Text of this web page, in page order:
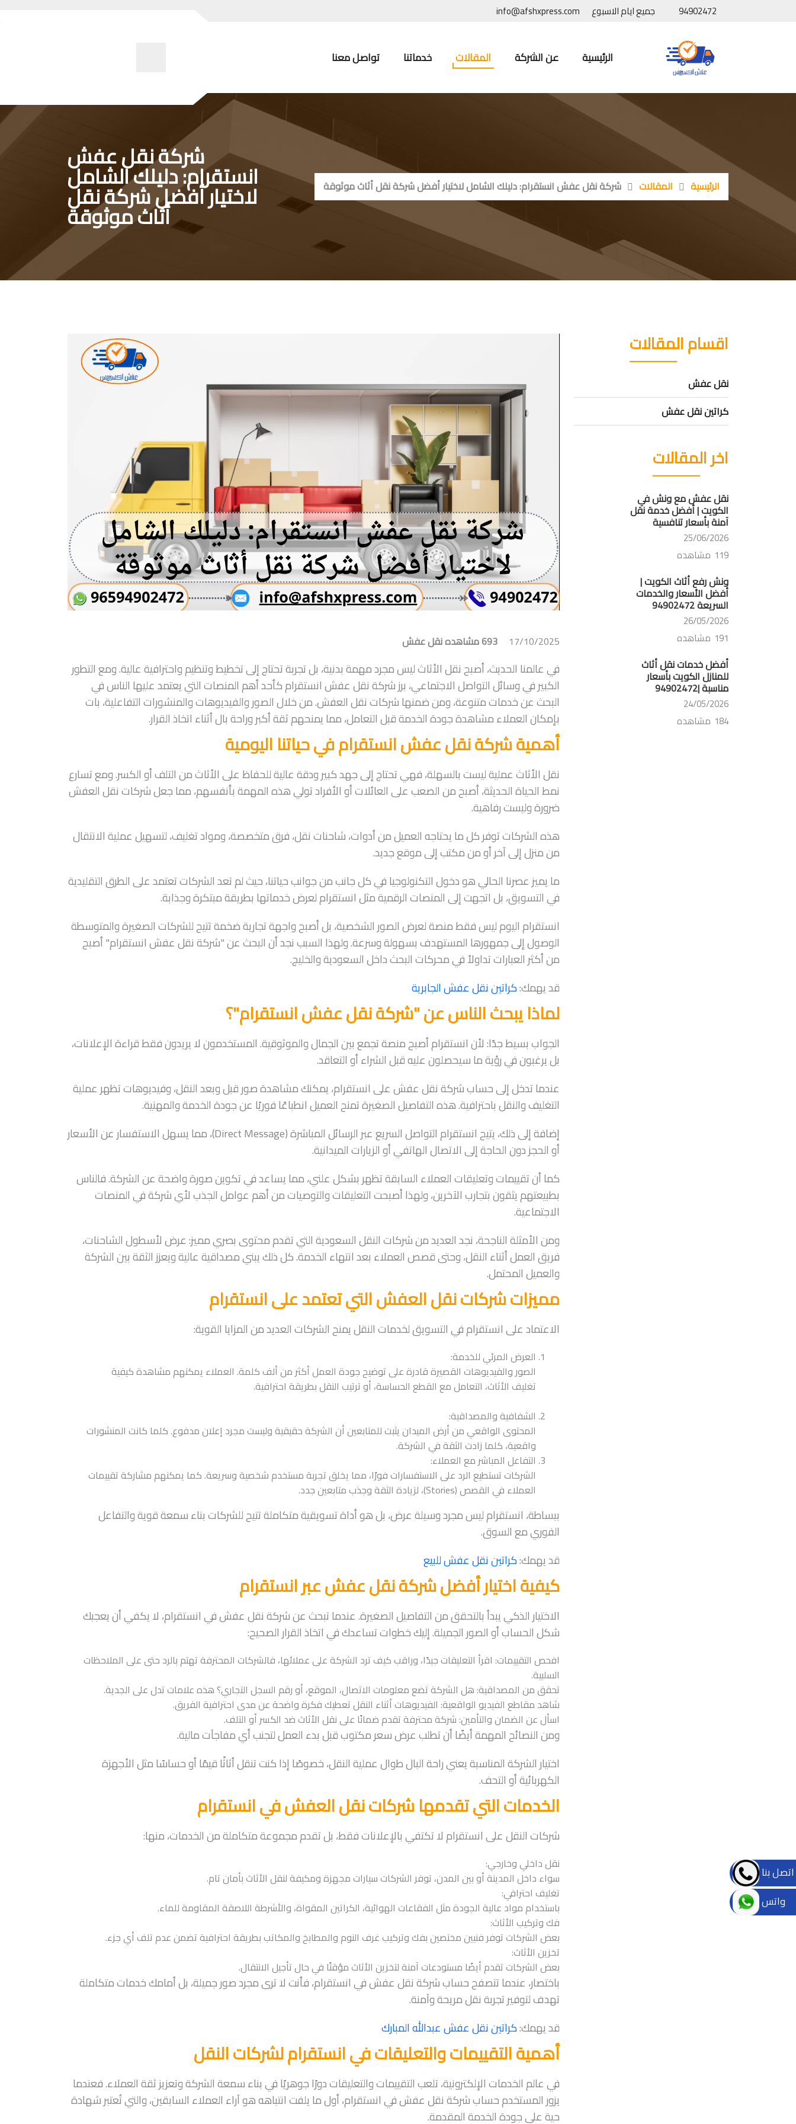
94902472 جميع ايام الاسبوع info@afshxpress.com
الرئيسية عن الشركة المقالات خدماتنا تواصل معنا
شركة نقل عفش
انستقرام: دليلك الشامل
لاختيار أفضل شركة نقل
أثاث موثوقة
الرئيسية المقالات شركة نقل عفش انستقرام: دليلك الشامل لاختيار أفضل شركة نقل أثاث موثوقة
اقسام المقالات
نقل عفش
كراتين نقل عفش
اخر المقالات
نقل عفش مع ونش في
الكويت | أفضل خدمة نقل
آمنة بأسعار تنافسية
25/06/2026
119 مشاهده
ونش رفع أثاث الكويت |
أفضل الأسعار والخدمات
السريعة 94902472
26/05/2026
191 مشاهده
أفضل خدمات نقل أثاث
للمنازل الكويت بأسعار
مناسبة |94902472
24/05/2026
184 مشاهده
17/10/2025 693 مشاهده نقل عفش
في عالمنا الحديث، أصبح نقل الأثاث ليس مجرد مهمة بدنية، بل تجربة تحتاج إلى تخطيط وتنظيم واحترافية عالية. ومع التطور
الكبير في وسائل التواصل الاجتماعي، برز شركة نقل عفش انستقرام كأحد أهم المنصات التي يعتمد عليها الناس في
البحث عن خدمات متنوعة، ومن ضمنها شركات نقل العفش. من خلال الصور والفيديوهات والمنشورات التفاعلية، بات
بإمكان العملاء مشاهدة جودة الخدمة قبل التعامل، مما يمنحهم ثقة أكبر وراحة بال أثناء اتخاذ القرار.
أهمية شركة نقل عفش انستقرام في حياتنا اليومية
نقل الأثاث عملية ليست بالسهلة، فهي تحتاج إلى جهد كبير ودقة عالية للحفاظ على الأثاث من التلف أو الكسر. ومع تسارع
نمط الحياة الحديثة، أصبح من الصعب على العائلات أو الأفراد تولي هذه المهمة بأنفسهم، مما جعل شركات نقل العفش
ضرورة وليست رفاهية.
هذه الشركات توفر كل ما يحتاجه العميل من أدوات، شاحنات نقل، فرق متخصصة، ومواد تغليف، لتسهيل عملية الانتقال
من منزل إلى آخر أو من مكتب إلى موقع جديد.
ما يميز عصرنا الحالي هو دخول التكنولوجيا في كل جانب من جوانب حياتنا، حيث لم تعد الشركات تعتمد على الطرق التقليدية
في التسويق، بل اتجهت إلى المنصات الرقمية مثل انستقرام لعرض خدماتها بطريقة مبتكرة وجذابة.
انستقرام اليوم ليس فقط منصة لعرض الصور الشخصية، بل أصبح واجهة تجارية ضخمة تتيح للشركات الصغيرة والمتوسطة
الوصول إلى جمهورها المستهدف بسهولة وسرعة. ولهذا السبب نجد أن البحث عن "شركة نقل عفش انستقرام" أصبح
من أكثر العبارات تداولاً في محركات البحث داخل السعودية والخليج.
قد يهمك:كراتين نقل عفش الجابرية
لماذا يبحث الناس عن "شركة نقل عفش انستقرام"؟
الجواب بسيط جدًا: لأن انستقرام أصبح منصة تجمع بين الجمال والموثوقية. المستخدمون لا يريدون فقط قراءة الإعلانات،
بل يرغبون في رؤية ما سيحصلون عليه قبل الشراء أو التعاقد.
عندما تدخل إلى حساب شركة نقل عفش على انستقرام، يمكنك مشاهدة صور قبل وبعد النقل، وفيديوهات تظهر عملية
التغليف والنقل باحترافية. هذه التفاصيل الصغيرة تمنح العميل انطباعًا فوريًا عن جودة الخدمة والمهنية.
إضافة إلى ذلك، يتيح انستقرام التواصل السريع عبر الرسائل المباشرة (Direct Message)، مما يسهل الاستفسار عن الأسعار
أو الحجز دون الحاجة إلى الاتصال الهاتفي أو الزيارات الميدانية.
كما أن تقييمات وتعليقات العملاء السابقة تظهر بشكل علني، مما يساعد في تكوين صورة واضحة عن الشركة. فالناس
بطبيعتهم يثقون بتجارب الآخرين، ولهذا أصبحت التعليقات والتوصيات من أهم عوامل الجذب لأي شركة في المنصات
الاجتماعية.
ومن الأمثلة الناجحة، نجد العديد من شركات النقل السعودية التي تقدم محتوى بصري مميز: عرض لأسطول الشاحنات،
فريق العمل أثناء النقل، وحتى قصص العملاء بعد انتهاء الخدمة. كل ذلك يبني مصداقية عالية ويعزز الثقة بين الشركة
والعميل المحتمل.
مميزات شركات نقل العفش التي تعتمد على انستقرام
الاعتماد على انستقرام في التسويق لخدمات النقل يمنح الشركات العديد من المزايا القوية:
العرض المرئي للخدمة:
الصور والفيديوهات القصيرة قادرة على توضيح جودة العمل أكثر من ألف كلمة. العملاء يمكنهم مشاهدة كيفية
تغليف الأثاث، التعامل مع القطع الحساسة، أو ترتيب النقل بطريقة احترافية.
الشفافية والمصداقية:
المحتوى الواقعي من أرض الميدان يثبت للمتابعين أن الشركة حقيقية وليست مجرد إعلان مدفوع. كلما كانت المنشورات
واقعية، كلما زادت الثقة في الشركة.
التفاعل المباشر مع العملاء:
الشركات تستطيع الرد على الاستفسارات فورًا، مما يخلق تجربة مستخدم شخصية وسريعة. كما يمكنهم مشاركة تقييمات
العملاء في القصص (Stories)، لزيادة الثقة وجذب متابعين جدد.
ببساطة، انستقرام ليس مجرد وسيلة عرض، بل هو أداة تسويقية متكاملة تتيح للشركات بناء سمعة قوية والتفاعل
الفوري مع السوق.
قد يهمك:كراتين نقل عفش للبيع
كيفية اختيار أفضل شركة نقل عفش عبر انستقرام
الاختيار الذكي يبدأ بالتحقق من التفاصيل الصغيرة. عندما تبحث عن شركة نقل عفش في انستقرام، لا يكفي أن يعجبك
شكل الحساب أو الصور الجميلة. إليك خطوات تساعدك في اتخاذ القرار الصحيح:
افحص التقييمات: اقرأ التعليقات جيدًا، وراقب كيف ترد الشركة على عملائها، فالشركات المحترفة تهتم بالرد حتى على الملاحظات
السلبية.
تحقق من المصداقية: هل الشركة تضع معلومات الاتصال، الموقع، أو رقم السجل التجاري؟ هذه علامات تدل على الجدية.
شاهد مقاطع الفيديو الواقعية: الفيديوهات أثناء النقل تعطيك فكرة واضحة عن مدى احترافية الفريق.
اسأل عن الضمان والتأمين: شركة محترفة تقدم ضمانًا على نقل الأثاث ضد الكسر أو التلف.
ومن النصائح المهمة أيضًا أن تطلب عرض سعر مكتوب قبل بدء العمل لتجنب أي مفاجآت مالية.
اختيار الشركة المناسبة يعني راحة البال طوال عملية النقل، خصوصًا إذا كنت تنقل أثاثًا قيمًا أو حساسًا مثل الأجهزة
الكهربائية أو التحف.
الخدمات التي تقدمها شركات نقل العفش في انستقرام
شركات النقل على انستقرام لا تكتفي بالإعلانات فقط، بل تقدم مجموعة متكاملة من الخدمات، منها:
نقل داخلي وخارجي:
سواء داخل المدينة أو بين المدن، توفر الشركات سيارات مجهزة ومكيفة لنقل الأثاث بأمان تام.
تغليف احترافي:
باستخدام مواد عالية الجودة مثل الفقاعات الهوائية، الكراتين المقواة، والأشرطة اللاصقة المقاومة للماء.
فك وتركيب الأثاث:
بعض الشركات توفر فنيين مختصين بفك وتركيب غرف النوم والمطابخ والمكاتب بطريقة احترافية تضمن عدم تلف أي جزء.
تخزين الأثاث:
بعض الشركات تقدم أيضًا مستودعات آمنة لتخزين الأثاث مؤقتًا في حال تأجيل الانتقال.
باختصار، عندما تتصفح حساب شركة نقل عفش في انستقرام، فأنت لا ترى مجرد صور جميلة، بل أمامك خدمات متكاملة
تهدف لتوفير تجربة نقل مريحة وآمنة.
قد يهمك:كراتين نقل عفش عبدالله المبارك
أهمية التقييمات والتعليقات في انستقرام لشركات النقل
في عالم الخدمات الإلكترونية، تلعب التقييمات والتعليقات دورًا جوهريًا في بناء سمعة الشركة وتعزيز ثقة العملاء. فعندما
يزور المستخدم حساب شركة نقل عفش في انستقرام، أول ما يلفت انتباهه هو آراء العملاء السابقين، والتي تُعتبر شهادة
حية على جودة الخدمة المقدمة.
اتصل بنا
واتس